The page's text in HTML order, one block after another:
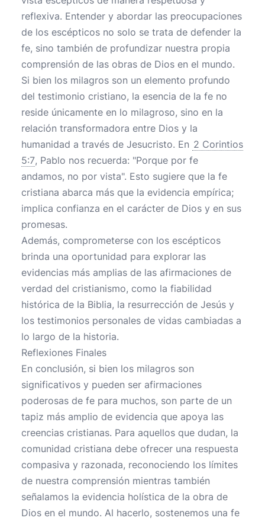
reflexiva. Entender y abordar las preocupaciones
de los escépticos no solo se trata de defender la
fe, sino también de profundizar nuestra propia
comprensión de las obras de Dios en el mundo.
Si bien los milagros son un elemento profundo
del testimonio cristiano, la esencia de la fe no
reside únicamente en lo milagroso, sino en la
relación transformadora entre Dios y la
humanidad a través de Jesucristo. En 2 Corintios
5:7, Pablo nos recuerda: "Porque por fe
andamos, no por vista". Esto sugiere que la fe
cristiana abarca más que la evidencia empírica;
implica confianza en el carácter de Dios y en sus
promesas.
Además, comprometerse con los escépticos
brinda una oportunidad para explorar las
evidencias más amplias de las afirmaciones de
verdad del cristianismo, como la fiabilidad
histórica de la Biblia, la resurrección de Jesús y
los testimonios personales de vidas cambiadas a
lo largo de la historia.
Reflexiones Finales
En conclusión, si bien los milagros son
significativos y pueden ser afirmaciones
poderosas de fe para muchos, son parte de un
tapiz más amplio de evidencia que apoya las
creencias cristianas. Para aquellos que dudan, la
comunidad cristiana debe ofrecer una respuesta
compasiva y razonada, reconociendo los límites
de nuestra comprensión mientras también
señalamos la evidencia holística de la obra de
Dios en el mundo. Al hacerlo, sostenemos una fe